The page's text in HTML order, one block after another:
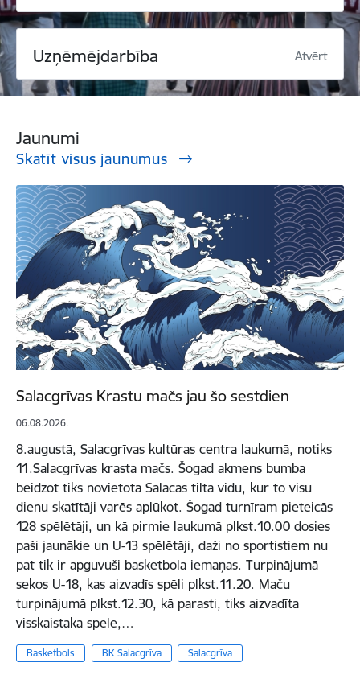
Uzņēmējdarbība Atvērt
Jaunumi
Skatīt visus jaunumus
Salacgrīvas Krastu mačs jau šo sestdien
06.08.2026.
8.augustā, Salacgrīvas kultūras centra laukumā, notiks
11.Salacgrīvas krasta mačs. Šogad akmens bumba
beidzot tiks novietota Salacas tilta vidū, kur to visu
dienu skatītāji varēs aplūkot. Šogad turnīram pieteicās
128 spēlētāji, un kā pirmie laukumā plkst.10.00 dosies
paši jaunākie un U-13 spēlētāji, daži no sportistiem nu
pat tik ir apguvuši basketbola iemaņas. Turpinājumā
sekos U-18, kas aizvadīs spēli plkst.11.20. Maču
turpinājumā plkst.12.30, kā parasti, tiks aizvadīta
visskaistākā spēle,…
Basketbols BK Salacgrīva Salacgrīva